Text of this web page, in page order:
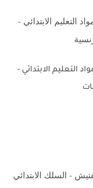
التعليم الابتدائي -
التعليم الابتدائي -
- السلك الابتدائي